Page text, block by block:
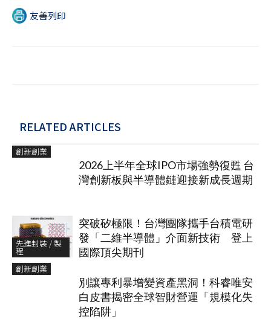
友善列印
RELATED ARTICLES
創新創業
2026上半年全球IPO市場強勢復甦 台
灣創新板與半導體鏈迎接新成長週期
先進封裝 / 製
程
突破矽極限！台灣團隊攜手台積電研
發「二維半導體」介面新技術 登上
國際頂尖期刊
創新創業
別讓專利暴增變資產黑洞！科睿唯安
白皮書揭密全球智財營運「規模化失
控陷阱」